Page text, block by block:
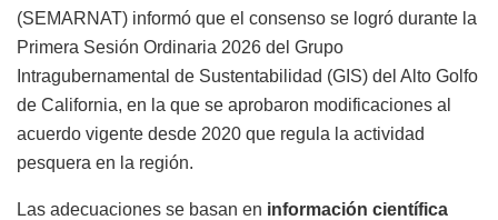
(SEMARNAT) informó que el consenso se logró durante la
Primera Sesión Ordinaria 2026 del Grupo
Intragubernamental de Sustentabilidad (GIS) del Alto Golfo
de California, en la que se aprobaron modificaciones al
acuerdo vigente desde 2020 que regula la actividad
pesquera en la región.
Las adecuaciones se basan en información científica